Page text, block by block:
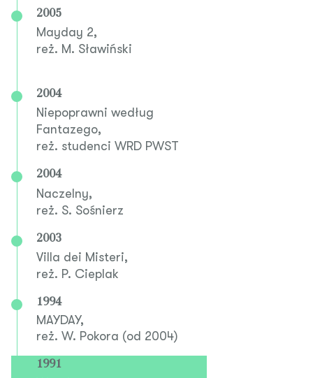
2005
Mayday 2,
reż. M. Sławiński
2004
Niepoprawni według
Fantazego,
reż. studenci WRD PWST
2004
Naczelny,
reż. S. Sośnierz
2003
Villa dei Misteri,
reż. P. Cieplak
1994
MAYDAY,
reż. W. Pokora (od 2004)
1991